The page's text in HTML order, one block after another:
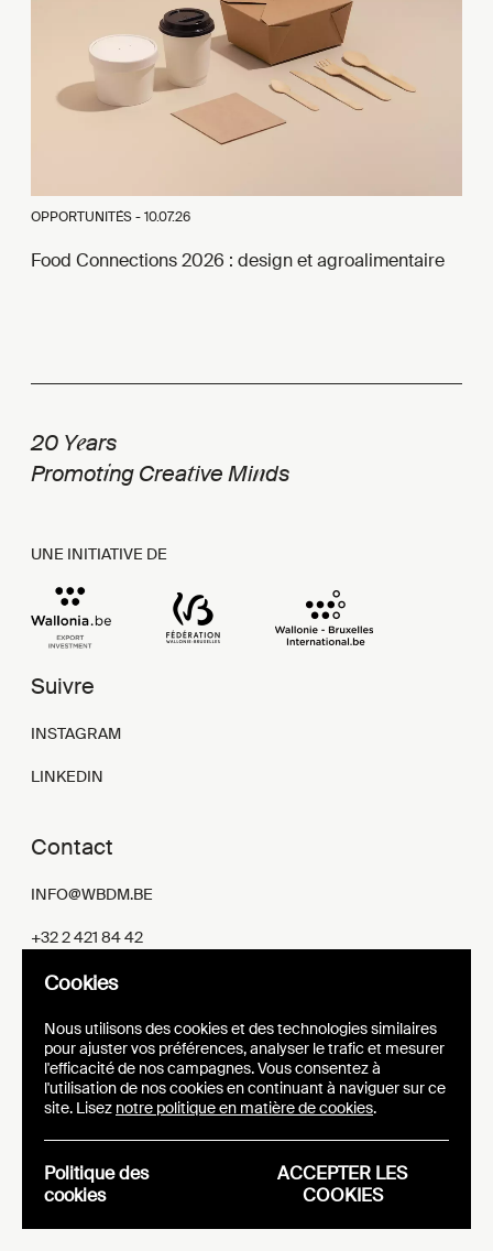
OPPORTUNITÉS -10.07.26
Food Connections 2026 : design et agroalimentaire
20 Years
Promoting Creative Minds
UNE INITIATIVE DE
Suivre
INSTAGRAM
LINKEDIN
Contact
INFO@WBDM.BE
+32 2 421 84 42
PLACE SAINCTELETTE, 2
BELGIQUE
Newsletter
S'inscrire
Cookies
Nous utilisons des cookies et des technologies similaires
pour ajuster vos préférences, analyser le trafic et mesurer
l'efficacité de nos campagnes. Vous consentez à
l'utilisation de nos cookies en continuant à naviguer sur ce
site. Lisez notre politique en matière de cookies.
Politique des
cookies
ACCEPTER LES
COOKIES